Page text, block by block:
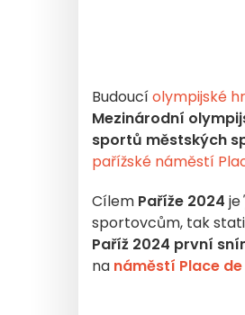
Budoucíolympijské
Mezinárodní
sportů městských
pařížské náměstí
Cílem Paříže 2024 je
sportovcům, tak
Paříž 2024 první
na náměstí Place